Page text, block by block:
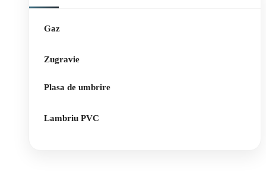
Gaz
Zugravie
Plasa de umbrire
Lambriu PVC